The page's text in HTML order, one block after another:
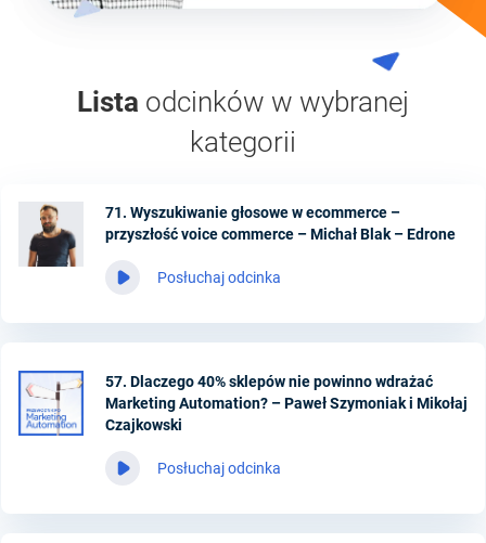
Lista odcinków w wybranej
kategorii
71. Wyszukiwanie głosowe w ecommerce –
przyszłość voice commerce – Michał Blak – Edrone
Posłuchaj odcinka
57. Dlaczego 40% sklepów nie powinno wdrażać
Marketing Automation? – Paweł Szymoniak i Mikołaj
Czajkowski
Posłuchaj odcinka